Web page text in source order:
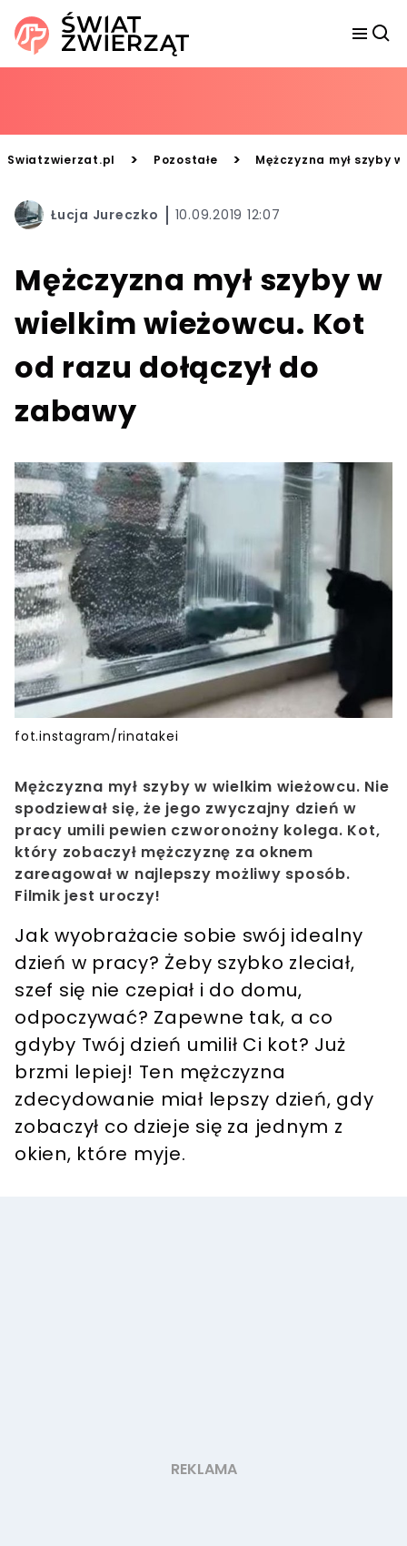
Swiatzwierzat.pl > Pozostałe > Mężczyzna mył szyby
Łucja Jureczko 10.09.2019 12:07
Mężczyzna mył szyby w
wielkim wieżowcu. Kot
od razu dołączył do
zabawy
fot.instagram/rinatakei
Mężczyzna mył szyby w wielkim wieżowcu. Nie
spodziewał się, że jego zwyczajny dzień w
pracy umili pewien czworonożny kolega. Kot,
który zobaczył mężczyznę za oknem
zareagował w najlepszy możliwy sposób.
Filmik jest uroczy!
Jak wyobrażacie sobie swój idealny
dzień w pracy? Żeby szybko zleciał,
szef się nie czepiał i do domu,
odpoczywać? Zapewne tak, a co
gdyby Twój dzień umilił Ci kot? Już
brzmi lepiej! Ten mężczyzna
zdecydowanie miał lepszy dzień, gdy
zobaczył co dzieje się za jednym z
okien, które myje.